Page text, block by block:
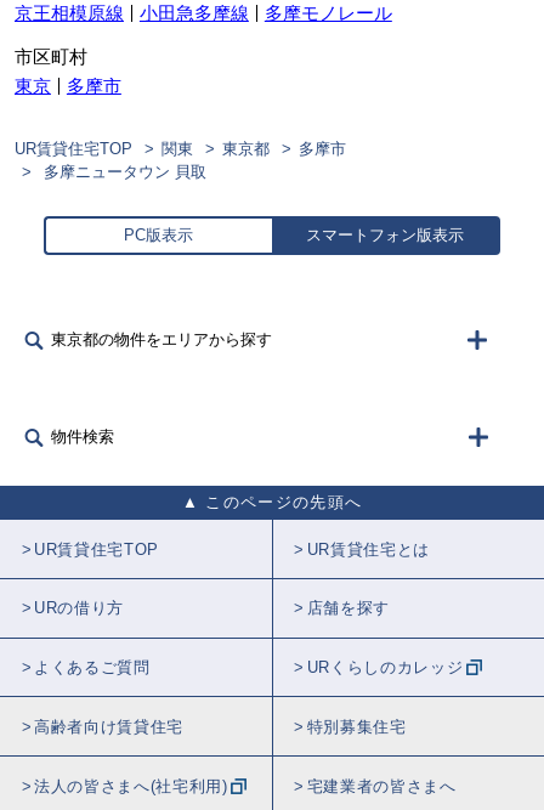
京王相模原線
小田急多摩線 多摩モノレール
市区町村
東京
多摩市
UR賃貸住宅TOP 関東 東京都
多摩市
多摩ニュータウン 貝取
PC版表示 スマートフォン版表示
東京都の物件をエリアから探す
物件検索
このページの先頭へ
UR賃貸住宅TOP UR賃貸住宅とは
URの借り方 店舗を探す
よくあるご質問 URくらしのカレッジ
高齢者向け賃貸住宅 特別募集住宅
法人の皆さまへ(社宅利用) 宅建業者の皆さまへ